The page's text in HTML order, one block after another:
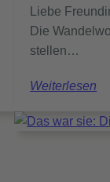
Liebe
Die
stellen…
Weiterlesen